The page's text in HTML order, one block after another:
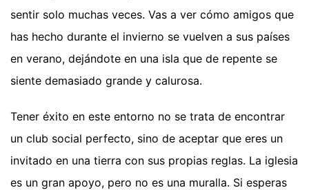
sentir solo muchas veces. Vas a ver cómo amigos que
has hecho durante el invierno se vuelven a sus países
en verano, dejándote en una isla que de repente se
siente demasiado grande y calurosa.
Tener éxito en este entorno no se trata de encontrar
un club social perfecto, sino de aceptar que eres un
invitado en una tierra con sus propias reglas. La iglesia
es un gran apoyo, pero no es una muralla. Si esperas